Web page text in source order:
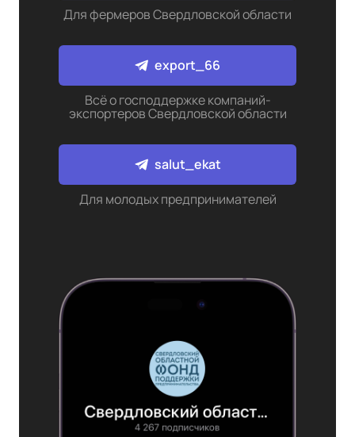
Для фермеров Свердловской области
export_66
Всё о господдержке компаний-
экспортеров Свердловской области
salut_ekat
Для молодых предпринимателей